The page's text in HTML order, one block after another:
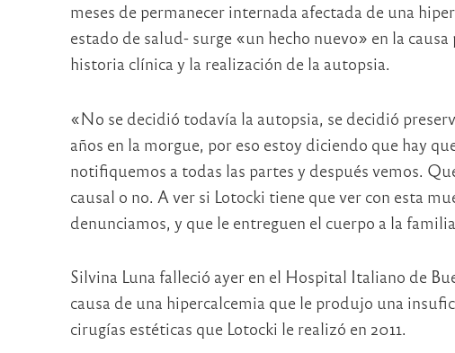
meses de permanecer internada afectada de una
estado de salud- surge «un hecho nuevo» en la
historia clínica y la realización de la autopsia.
«No se decidió todavía la autopsia, se decidió
años en la morgue, por eso estoy diciendo que hay
notifiquemos a todas las partes y después vemos.
causal o no. A ver si Lotocki tiene que ver con esta
denunciamos, y que le entreguen el cuerpo a la
Silvina Luna falleció ayer en el Hospital Italiano de
causa de una hipercalcemia que le produjo una
cirugías estéticas que Lotocki le realizó en 2011.